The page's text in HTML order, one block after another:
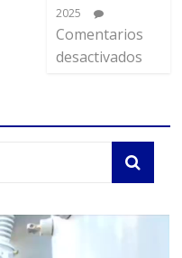
2025
Comentarios
desactivados